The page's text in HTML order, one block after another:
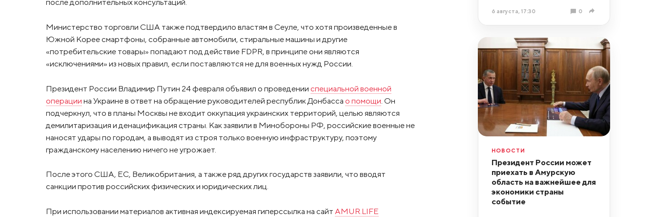
после дополнительных консультаций.
Министерство торговли США также подтвердило властям в Сеуле, что хотя произведенные в
Южной Корее смартфоны, собранные автомобили, стиральные машины и другие
«потребительские товары» попадают под действие FDPR, в принципе они являются
«исключениями» из новых правил, если поставляются не для военных нужд России.
Президент России Владимир Путин 24 февраля объявил о проведении специальной военной
операции на Украине в ответ на обращение руководителей республик Донбасса о помощи . Он
подчеркнул, что в планы Москвы не входит оккупация украинских территорий, целью являются
демилитаризация и денацификация страны. Как заявили в Минобороны РФ, российские военные не
наносят удары по городам, а выводят из строя только военную инфраструктуру, поэтому
гражданскому населению ничего не угрожает.
После этого США, ЕС, Великобритания, а также ряд других государств заявили, что вводят
санкции против российских физических и юридических лиц.
При использовании материалов активная индексируемая гиперссылка на сайт AMUR.LIFE
6 августа, 17:30 0
НОВОСТИ
Президент России может
приехать в Амурскую
область на важнейшее для
экономики страны
событие